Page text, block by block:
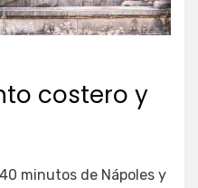
costero y
minutos de Nápoles y